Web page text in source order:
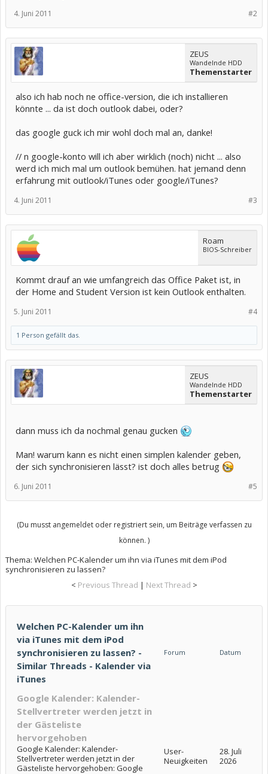
#2
4. Juni 2011
ZEUS
Wandelnde HDD
Themenstarter
also ich hab noch ne office-version, die ich installieren
könnte ... da ist doch outlook dabei, oder?
das google guck ich mir wohl doch mal an, danke!
// n google-konto will ich aber wirklich (noch) nicht ... also
werd ich mich mal um outlook bemühen. hat jemand denn
erfahrung mit outlook/iTunes oder google/iTunes?
#3
4. Juni 2011
Roam
BIOS-Schreiber
Kommt drauf an wie umfangreich das Office Paket ist, in
der Home and Student Version ist kein Outlook enthalten.
#4
5. Juni 2011
1 Person gefällt das.
ZEUS
Wandelnde HDD
Themenstarter
dann muss ich da nochmal genau gucken
Man! warum kann es nicht einen simplen kalender geben,
der sich synchronisieren lässt? ist doch alles betrug
#5
6. Juni 2011
(Du musst angemeldet oder registriert sein, um Beiträge verfassen zu
können. )
Thema: Welchen PC-Kalender um ihn via iTunes mit dem iPod
synchronisieren zu lassen?
< Previous Thread | Next Thread >
Welchen PC-Kalender um ihn
via iTunes mit dem iPod
synchronisieren zu lassen? -
Similar Threads - Kalender via
iTunes
Forum Datum
Google Kalender: Kalender-
Stellvertreter werden jetzt in
der Gästeliste
hervorgehoben
Google Kalender: Kalender-
Stellvertreter werden jetzt in der
Gästeliste hervorgehoben: Google
User-
Neuigkeiten
28. Juli
2026